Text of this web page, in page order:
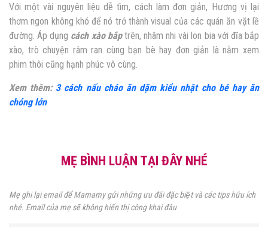
Với một vài nguyên liệu dễ tìm, cách làm đơn giản, Hương vị lại
thơm ngon không khó để nó trở thành visual của các quán ăn vặt lề
đường. Áp dụng cách xào bắptrên, nhâm nhi vài lon bia với đĩa bắp
xào, trò chuyện râm ran cùng bạn bè hay đơn giản là nằm xem
phim thôi cũng hạnh phúc vô cùng.
Xem thêm: 3 cách nấu cháo ăn dặm kiểu nhật cho bé hay ăn
chóng lớn
MẸ BÌNH LUẬN TẠI ĐÂY NHÉ
Mẹ ghi lại email để Mamamy gửi những ưu đãi đặc biệt và các tips hữu ích
nhé. Email của mẹ sẽ không hiển thị công khai đâu